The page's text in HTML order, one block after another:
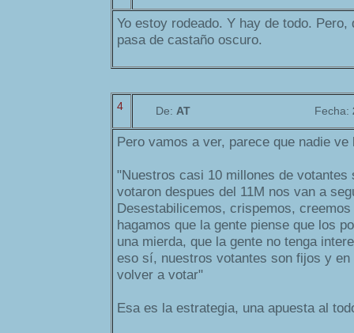
Yo estoy rodeado. Y hay de todo.
pasa de castaño oscuro.
4 De: AT Fecha:
Pero vamos a ver, parece que nadie ve
"Nuestros casi 10 millones de votantes
votaron despues del 11M nos van a
Desestabilicemos, crispemos,
hagamos que la gente piense que los
una mierda, que la gente no tenga
eso sí, nuestros votantes son fijos y en
volver a votar"
Esa es la estrategia, una apuesta al